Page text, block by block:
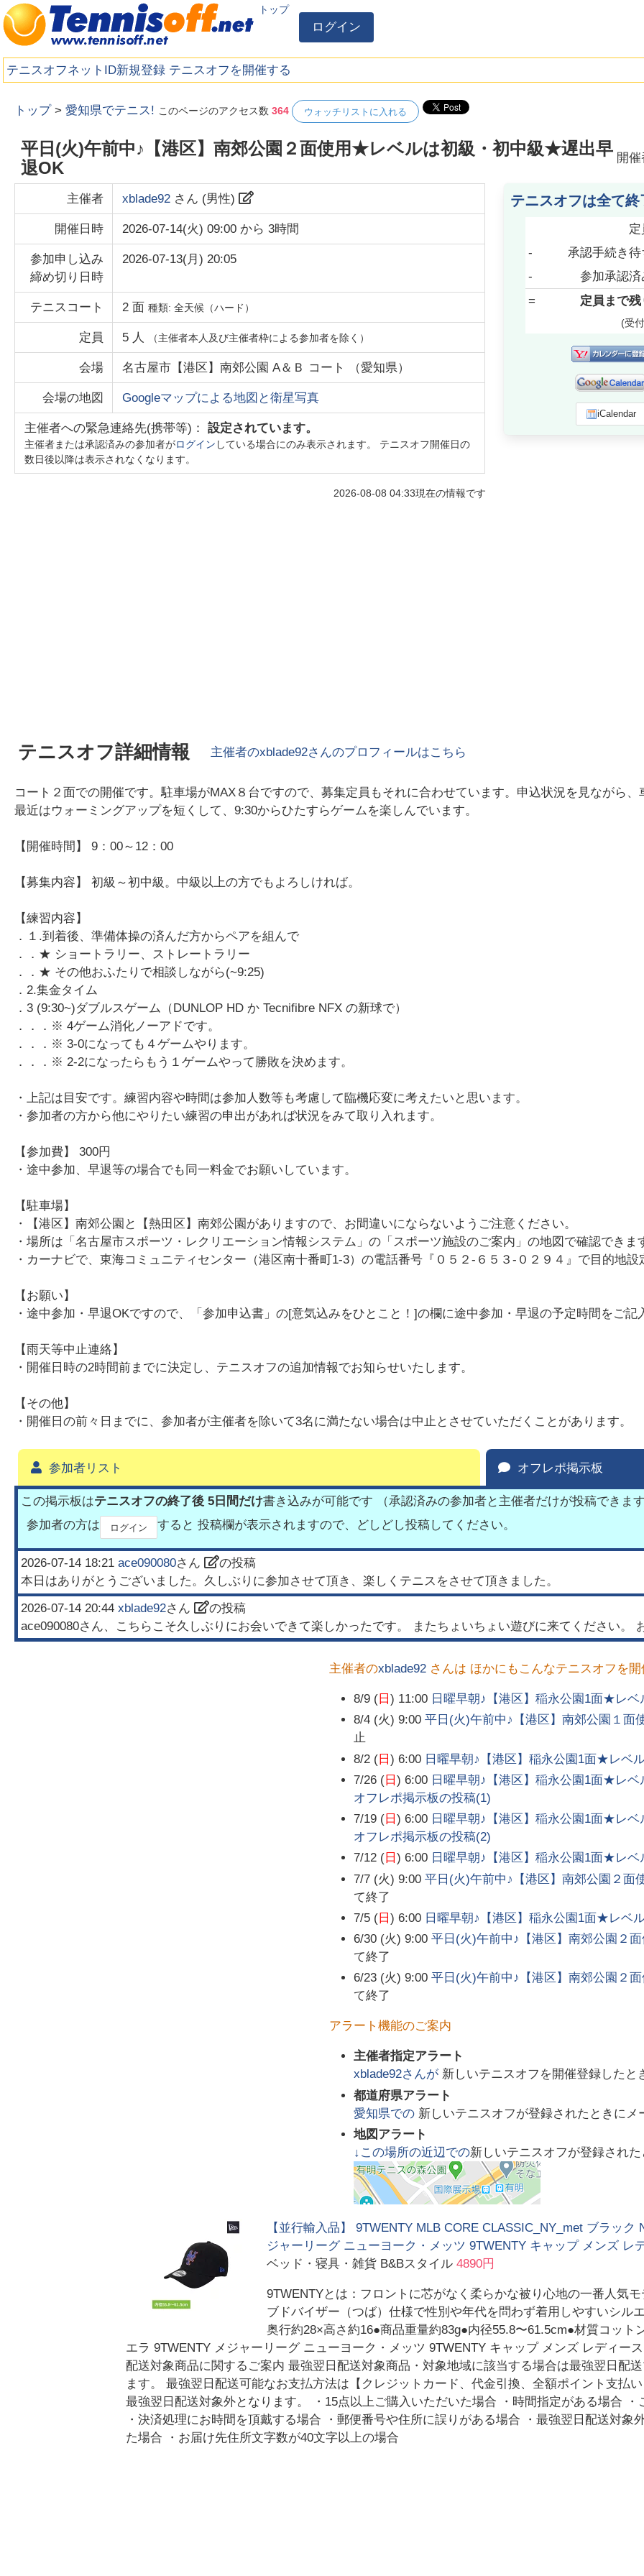
トップ
ログイン
テニスオフネットID新規登録 テニスオフを開催する
トップ >愛知県でテニス! このページのアクセス数364 ウォッチリストに入れる
平日(火)午前中♪【港区】南郊公園２面使用★レベルは初級・初中級★遅出早
退OK
開
主催者 xblade92 さん (男性)
開催日時 2026-07-14(火) 09:00 から3時間
参加申し込み
締め切り日時
2026-07-13(月) 20:05
テニスコート 2 面種類:全天候（ハード）
定員 5 人 （主催者本人及び主催者枠による参加者を除く）
会場 名古屋市【港区】南郊公園 A＆Ｂ コート （愛知県）
会場の地図 Googleマップによる地図と衛星写真
主催者への緊急連絡先(携帯等)：設定されています。
主催者または承認済みの参加者がログイン している場合にのみ表示されます。 テニスオフ開催日の
数日後以降は表示されなくなります。
2026-08-08 04:33現在の情報です
テニスオフは全て終
定
-
承認手続き待
-
参加承認済
=
定員まで残
(受
iCalendar
テニスオフ詳細情報 主催者のxblade92さんのプロフィールはこちら
コート２面での開催です。駐車場がMAX８台ですので、募集定員もそれに合わせています。申込状況を見ながら
最近はウォーミングアップを短くして、9:30からひたすらゲームを楽しんでいます。
【開催時間】 9：00～12：00
【募集内容】 初級～初中級。中級以上の方でもよろしければ。
【練習内容】
．１.到着後、準備体操の済んだ方からペアを組んで
．．★ ショートラリー、ストレートラリー
．．★ その他おふたりで相談しながら(~9:25)
．2.集金タイム
．3 (9:30~)ダブルスゲーム（DUNLOP HD か Tecnifibre NFX の新球で）
．．．※ 4ゲーム消化ノーアドです。
．．．※ 3-0になっても４ゲームやります。
．．．※ 2-2になったらもう１ゲームやって勝敗を決めます。
・上記は目安です。練習内容や時間は参加人数等も考慮して臨機応変に考えたいと思います。
・参加者の方から他にやりたい練習の申出があれば状況をみて取り入れます。
【参加費】 300円
・途中参加、早退等の場合でも同一料金でお願いしています。
【駐車場】
・【港区】南郊公園と【熱田区】南郊公園がありますので、お間違いにならないようご注意ください。
・場所は「名古屋市スポーツ・レクリエーション情報システム」の「スポーツ施設のご案内」の地図で確認できま
・カーナビで、東海コミュニティセンター（港区南十番町1-3）の電話番号『０５２-６５３-０２９４』で目的地設
【お願い】
・途中参加・早退OKですので、「参加申込書」の[意気込みをひとこと！]の欄に途中参加・早退の予定時間をご記
【雨天等中止連絡】
・開催日時の2時間前までに決定し、テニスオフの追加情報でお知らせいたします。
【その他】
・開催日の前々日までに、参加者が主催者を除いて3名に満たない場合は中止とさせていただくことがあります。
参加者リスト オフレポ掲示板
この掲示板はテニスオフの終了後 5日間だけ書き込みが可能です （承認済みの参加者と主催者だけが投稿できます
参加者の方は
ログイン すると 投稿欄が表示されますので、どしどし投稿してください。
2026-07-14 18:21 ace090080さん
の投稿
本日はありがとうございました。久しぶりに参加させて頂き、楽しくテニスをさせて頂きました。
2026-07-14 20:44 xblade92さん
の投稿
ace090080さん、こちらこそ久しぶりにお会いできて楽しかったです。 またちょいちょい遊びに来てください。
主催者のxblade92 さんは ほかにもこんなテニスオフを
8/9 (日 ) 11:00 日曜早朝♪【港区】稲永公園1面★レ
8/4 (火) 9:00 平日(火)午前中♪【港区】南郊公園１
止
8/2 (日 ) 6:00 日曜早朝♪【港区】稲永公園1面★レベ
7/26 (日 ) 6:00 日曜早朝♪【港区】稲永公園1面★レ
オフレポ掲示板の投稿(1)
7/19 (日 ) 6:00 日曜早朝♪【港区】稲永公園1面★レ
オフレポ掲示板の投稿(2)
7/12 (日 ) 6:00 日曜早朝♪【港区】稲永公園1面★レ
7/7 (火) 9:00 平日(火)午前中♪【港区】南郊公園２
て終了
7/5 (日 ) 6:00 日曜早朝♪【港区】稲永公園1面★レベ
6/30 (火) 9:00 平日(火)午前中♪【港区】南郊公園２
て終了
6/23 (火) 9:00 平日(火)午前中♪【港区】南郊公園２
て終了
アラート機能のご案内
主催者指定アラート
xblade92さんが 新しいテニスオフを開催登録したと
都道府県アラート
愛知県での 新しいテニスオフが登録されたときにメ
地図アラート
↓この場所の近辺での新しいテニスオフが登録され
【並行輸入品】 9TWENTY MLB CORE CLASSIC_NY_met ブラック
ジャーリーグ ニューヨーク・メッツ 9TWENTY キャップ メンズ レ
ベッド・寝具・雑貨 B&Bスタイル 4890円
9TWENTYとは：フロントに芯がなく柔らかな被り心地の一番人気
ブドバイザー（つば）仕様で性別や年代を問わず着用しやすいシル
奥行約28×高さ約16●商品重量約83g●内径55.8〜61.5cm●材質コット
エラ 9TWENTY メジャーリーグ ニューヨーク・メッツ 9TWENTY キャップ メンズ レディー
配送対象商品に関するご案内 最強翌日配送対象商品・対象地域に該当する場合は最強翌日配
ます。 最強翌日配送可能なお支払方法は【クレジットカード、代金引換、全額ポイント支払
最強翌日配送対象外となります。 ・15点以上ご購入いただいた場合 ・時間指定がある場合
・決済処理にお時間を頂戴する場合 ・郵便番号や住所に誤りがある場合 ・最強翌日配送対象
た場合 ・お届け先住所文字数が40文字以上の場合